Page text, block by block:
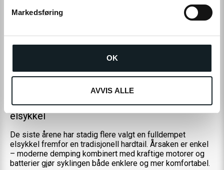
Markedsføring
OK
AVVIS ALLE
en jevnere fart gjennom tekniske partier. Dempingen gjør
også at du kan sitte mer avslappet på sykkelen, noe som
gir mindre belastning på kroppen gjennom hele turen.
Forskjellen merkes spesielt godt på lengre turer. Mange
som bytter fra en hardtail til en fulldemper opplever at de
orker å sykle både lenger og oftere fordi kroppen utsettes
Derfor velger stadig flere en fulldempet
elsykkel
De siste årene har stadig flere valgt en fulldempet
elsykkel fremfor en tradisjonell hardtail. Årsaken er enkel
– moderne demping kombinert med kraftige motorer og
batterier gjør syklingen både enklere og mer komfortabel.